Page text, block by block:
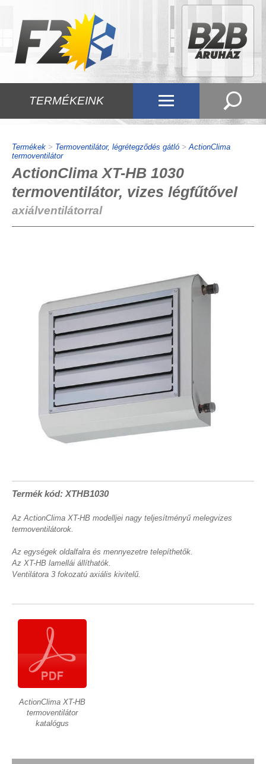
TERMÉKEINK
Termékek > Termoventilátor, légrétegződés gátló >ActionClima
termoventilátor
ActionClima XT-HB 1030
termoventilátor, vizes légfűtővel
axiálventilátorral
Termék kód: XTHB1030
Az ActionClima XT-HB modelljei nagy teljesítményű melegvizes
termoventilátorok.
Az egységek oldalfalra és mennyezetre telepíthetők.
Az XT-HB lamellái állíthatók.
Ventilátora 3 fokozatú axiális kivitelű.
ActionClima XT-HB
termoventilátor
katalógus